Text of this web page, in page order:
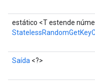
estático <T estende
Saída <?>